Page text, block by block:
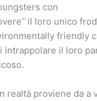
con
il loro unico
friendly
intrappolare il loro
realtà proviene da a